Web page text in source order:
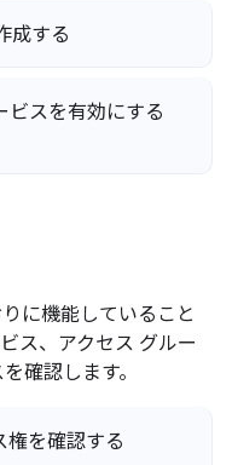
成する
ビスを有効にする
に機能していること
ス、アクセス グルー
確認します。
権を確認する